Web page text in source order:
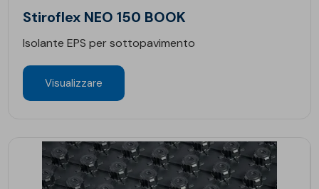
Stiroflex NEO 150 BOOK
Isolante EPS per sottopavimento
Visualizzare